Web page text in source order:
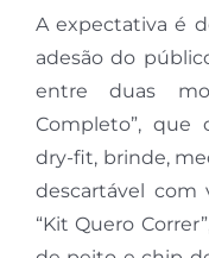
A expectativa é
adesão do
entre duas
Completo”, que
dry-fit, brinde,
descartável com
“Kit Quero